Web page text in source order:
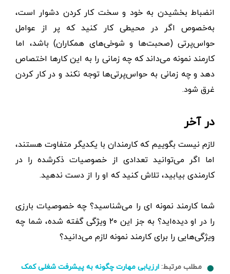
انضباط بخشیدن به خود و سخت کار کردن دشوار است،
به‌خصوص اگر در محیطی کار کنید که پر از عوامل
حواس‌پرتی (صحبت‌ها و شوخی‌های همکاران) باشد، اما
کارمند نمونه می‌داند که چه زمانی را به این کارها اختصاص
دهد و چه زمانی به حواس‌پرتی‌ها توجه نکند و در کار کردن
غرق شود.
در آخر
لازم نیست بگوییم که کارمندان با یکدیگر متفاوت هستند،
اما اگر می‌توانید تعدادی از خصوصیات ذکر‌شده را در
کارمندی بیابید، تلاش کنید که او را از دست ندهید.
شما کارمند نمونه ای را می‌شناسید؟ چه خصوصیات بارزی
را در او دیده‌اید؟ به جز این ۲۰ ویژگی گفته‌ شده، شما چه
ویژگی‌هایی را برای کارمند نمونه لازم می‌دانید؟
مطلب مرتبط: ارزیابی مهارت چگونه به پیشرفت شغلی کمک